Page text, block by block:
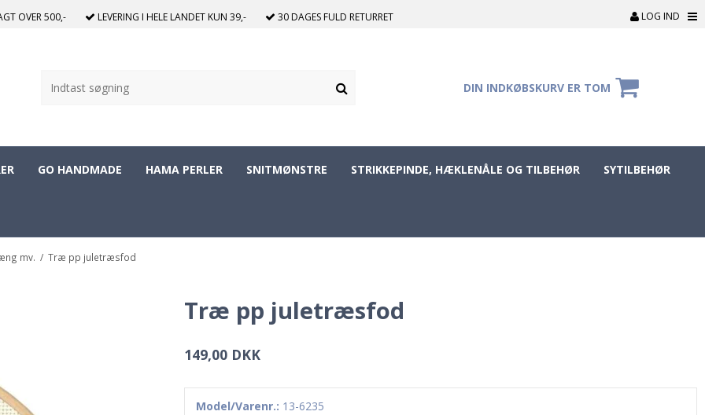
OVER 500,- LEVERING I HELE LANDET KUN 39,- 30 DAGES FULD RETURRET LOG IND
DIN INDKØBSKURV ER TOM
GO HANDMADE HAMA PERLER SNITMØNSTRE STRIKKEPINDE, HÆKLENÅLE OG TILBEHØR SYTILBEHØR
mv. / Træ pp juletræsfod
Træ pp juletræsfod
149,00 DKK
Model/Varenr.: 13-6235